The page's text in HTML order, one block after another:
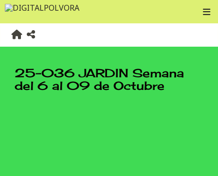
25-036 JARDIN Semana
del 6 al 09 de Octubre